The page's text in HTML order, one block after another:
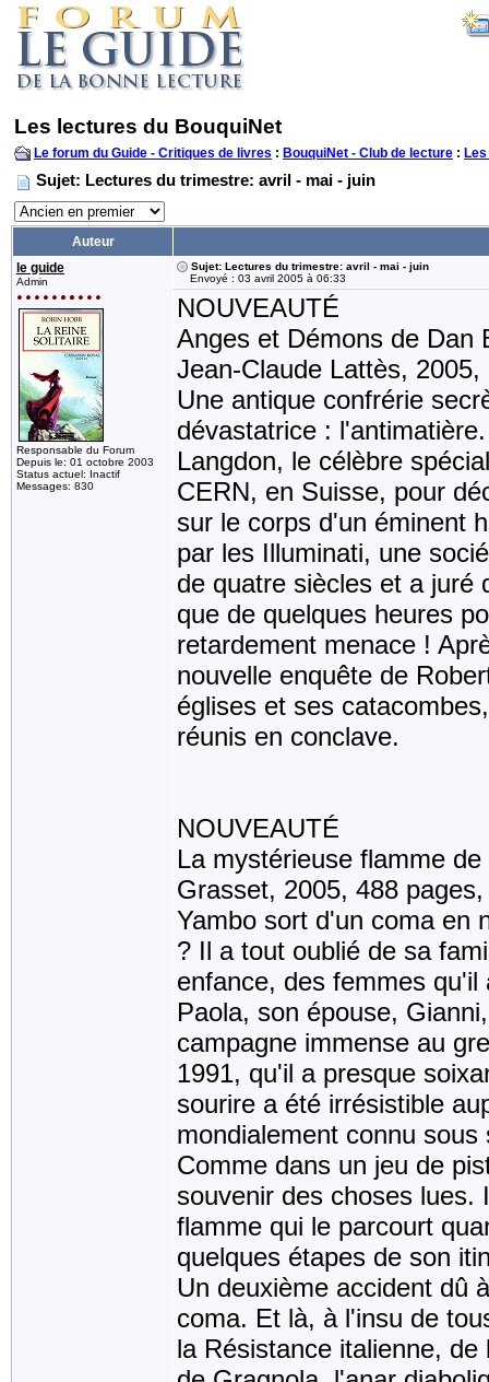
Les lectures du BouquiNet
Le forum du Guide - Critiques de livres : BouquiNet - Club de lecture :
Sujet: Lectures du trimestre: avril - mai - juin
Auteur
le guide
Admin
Responsable du Forum
Depuis le: 01 octobre 2003
Status actuel: Inactif
Messages: 830
Sujet: Lectures du trimestre: avril - mai - juin
Envoyé : 03 avril 2005 à 06:33
NOUVEAUTÉ
Anges et Démons de Dan
Jean-Claude Lattès,
Une antique confrérie
dévastatrice :
Langdon, le célèbre
CERN, en Suisse, pour
sur le corps d'un éminent
par les Illuminati, une
de quatre siècles et a juré
que de quelques heures
retardement menace !
nouvelle enquête de
églises et ses
réunis en conclave.
NOUVEAUTÉ
La mystérieuse flamme
Grasset, 2005, 488
Yambo sort d'un coma en
? Il a tout oublié de sa
enfance, des femmes
Paola, son épouse,
campagne immense au
1991, qu'il a presque
sourire a été irrésistible
mondialement connu
Comme dans un jeu de
souvenir des choses lues.
flamme qui le parcourt
quelques étapes de son
Un deuxième accident dû
coma. Et là, à l'insu de
la Résistance italienne,